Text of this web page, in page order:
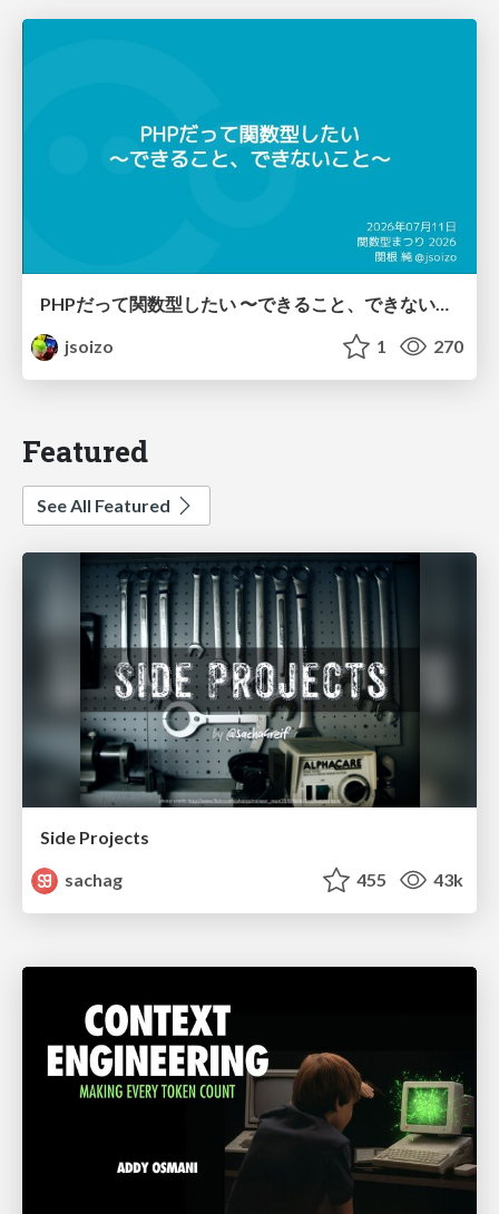
PHPだって関数型したい 〜できること、できないこと〜 / fp-in-php
jsoizo
1 270
Featured
See All Featured
Side Projects
sachag
455 43k